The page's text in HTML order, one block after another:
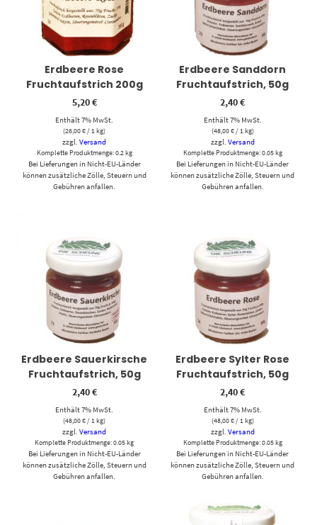
Erdbeere Rose
Fruchtaufstrich 200g
5,20€
Enthält 7% MwSt.
(26,00€/ 1 kg)
zzgl.Versand
Komplette Produktmenge: 0.2 kg
Bei Lieferungen in Nicht-EU-Länder
können zusätzliche Zölle, Steuern und
Gebühren anfallen.
Erdbeere Sanddorn
Fruchtaufstrich, 50g
2,40€
Enthält 7% MwSt.
(48,00€/ 1 kg)
zzgl. Versand
Komplette Produktmenge: 0.05 kg
Bei Lieferungen in Nicht-EU-Länder
können zusätzliche Zölle, Steuern und
Gebühren anfallen.
Erdbeere Sauerkirsche
Fruchtaufstrich, 50g
2,40€
Enthält 7% MwSt.
(48,00€ / 1 kg)
zzgl.Versand
Komplette Produktmenge: 0.05 kg
Bei Lieferungen in Nicht-EU-Länder
können zusätzliche Zölle, Steuern und
Gebühren anfallen.
Erdbeere Sylter Rose
Fruchtaufstrich, 50g
2,40€
Enthält 7% MwSt.
(48,00€/ 1 kg)
zzgl. Versand
Komplette Produktmenge: 0.05 kg
Bei Lieferungen in Nicht-EU-Länder
können zusätzliche Zölle, Steuern und
Gebühren anfallen.